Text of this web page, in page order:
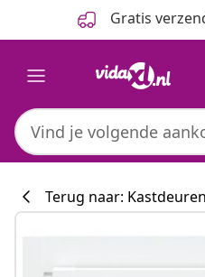
Gratis
Terug naar: Kastdeuren